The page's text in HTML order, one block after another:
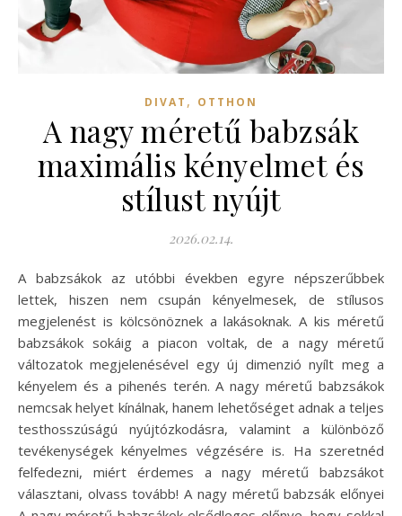
DIVAT , OTTHON
A nagy méretű babzsák
maximális kényelmet és
stílust nyújt
2026.02.14.
A babzsákok az utóbbi években egyre népszerűbbek
lettek, hiszen nem csupán kényelmesek, de stílusos
megjelenést is kölcsönöznek a lakásoknak. A kis méretű
babzsákok sokáig a piacon voltak, de a nagy méretű
változatok megjelenésével egy új dimenzió nyílt meg a
kényelem és a pihenés terén. A nagy méretű babzsákok
nemcsak helyet kínálnak, hanem lehetőséget adnak a teljes
testhosszúságú nyújtózkodásra, valamint a különböző
tevékenységek kényelmes végzésére is. Ha szeretnéd
felfedezni, miért érdemes a nagy méretű babzsákot
választani, olvass tovább! A nagy méretű babzsák előnyei